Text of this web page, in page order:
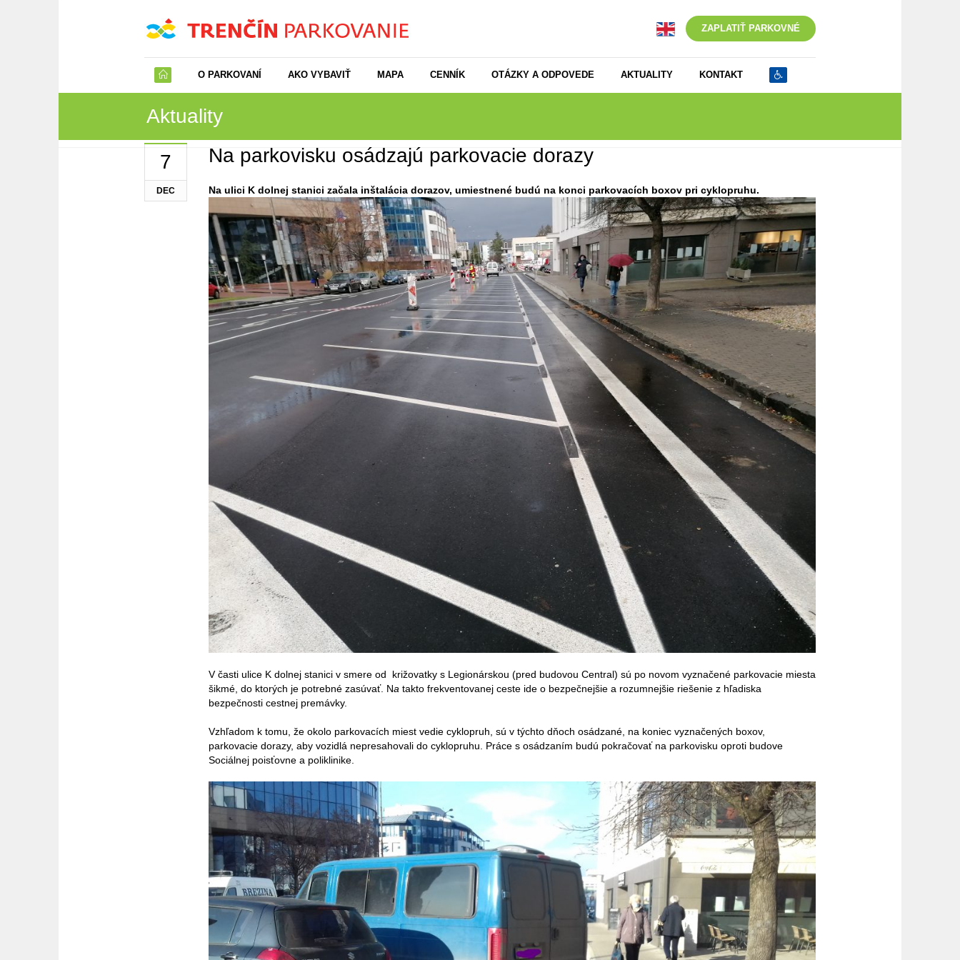
ZAPLATIŤ PARKOVNÉ
O PARKOVANÍ AKO VYBAVIŤ MAPA CENNÍK OTÁZKY A ODPOVEDE AKTUALITY KONTAKT
Aktuality
7
DEC
Na parkovisku osádzajú parkovacie dorazy
Na ulici K dolnej stanici začala inštalácia dorazov, umiestnené budú na konci parkovacích boxov pri cyklopruhu.
V časti ulice K dolnej stanici v smere od križovatky s Legionárskou (pred budovou Central) sú po novom vyznačené parkovacie miesta
šikmé, do ktorých je potrebné zasúvať. Na takto frekventovanej ceste ide o bezpečnejšie a rozumnejšie riešenie z hľadiska
bezpečnosti cestnej premávky.
Vzhľadom k tomu, že okolo parkovacích miest vedie cyklopruh, sú v týchto dňoch osádzané, na koniec vyznačených boxov,
parkovacie dorazy, aby vozidlá nepresahovali do cyklopruhu. Práce s osádzaním budú pokračovať na parkovisku oproti budove
Sociálnej poisťovne a poliklinike.